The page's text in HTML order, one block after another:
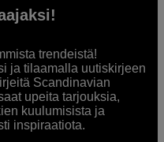
trendeistä!
ja tilaamalla uutiskirjeen
Scandinavian
upeita tarjouksia,
kuulumisista ja
inspiraatiota.